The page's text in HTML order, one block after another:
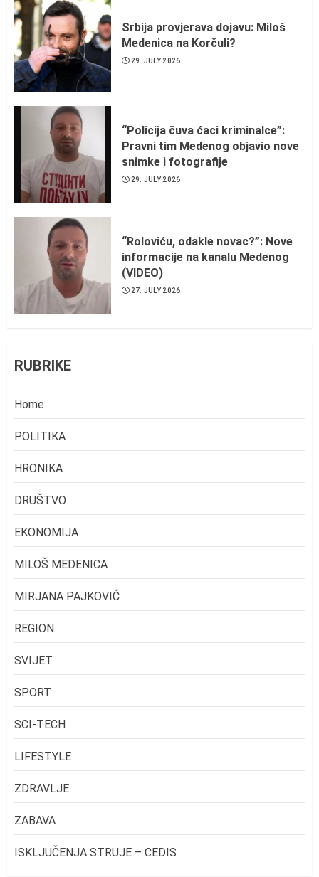
Srbija provjerava dojavu: Miloš
Medenica na Korčuli?
29. JULY 2026.
“Policija čuva ćaci kriminalce”:
Pravni tim Medenog objavio nove
snimke i fotografije
29. JULY 2026.
“Roloviću, odakle novac?”: Nove
informacije na kanalu Medenog
(VIDEO)
27. JULY 2026.
RUBRIKE
Home
POLITIKA
HRONIKA
DRUŠTVO
EKONOMIJA
MILOŠ MEDENICA
MIRJANA PAJKOVIĆ
REGION
SVIJET
SPORT
SCI-TECH
LIFESTYLE
ZDRAVLJE
ZABAVA
ISKLJUČENJA STRUJE – CEDIS